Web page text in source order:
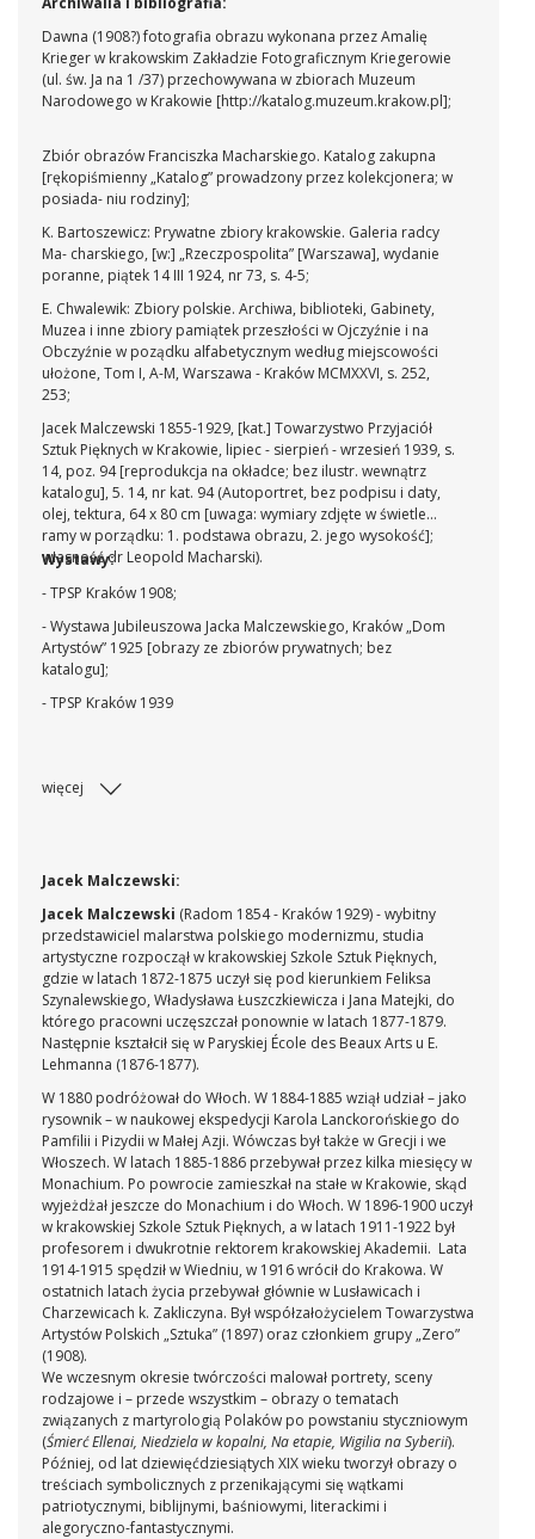
Dawna (1908?) fotografia obrazu wykonana przez Amalię
Krieger w krakowskim Zakładzie Fotograficznym Kriegerowie
(ul. św. Ja na 1 /37) przechowywana w zbiorach Muzeum
Narodowego w Krakowie [http://katalog.muzeum.krakow.pl];
Zbiór obrazów Franciszka Macharskiego. Katalog zakupna
[rękopiśmienny „Katalog” prowadzony przez kolekcjonera; w
posiada- niu rodziny];
K. Bartoszewicz: Prywatne zbiory krakowskie. Galeria radcy
Ma- charskiego, [w:] „Rzeczpospolita” [Warszawa], wydanie
poranne, piątek 14 III 1924, nr 73, s. 4-5;
E. Chwalewik: Zbiory polskie. Archiwa, biblioteki, Gabinety,
Muzea i inne zbiory pamiątek przeszłości w Ojczyźnie i na
Obczyźnie w poządku alfabetycznym według miejscowości
ułożone, Tom I, A-M, Warszawa - Kraków MCMXXVI, s. 252,
253;
Jacek Malczewski 1855-1929, [kat.] Towarzystwo Przyjaciół
Sztuk Pięknych w Krakowie, lipiec - sierpień - wrzesień 1939, s.
14, poz. 94 [reprodukcja na okładce; bez ilustr. wewnątrz
katalogu], 5. 14, nr kat. 94 (Autoportret, bez podpisu i daty,
olej, tektura, 64 x 80 cm [uwaga: wymiary zdjęte w świetle
ramy w porządku: 1. podstawa obrazu, 2. jego wysokość];
własność dr Leopold Macharski).
Wystawy:
- TPSP Kraków 1908;
- Wystawa Jubileuszowa Jacka Malczewskiego, Kraków „Dom
Artystów” 1925 [obrazy ze zbiorów prywatnych; bez
katalogu];
- TPSP Kraków 1939
więcej
Jacek Malczewski:
Jacek Malczewski (Radom 1854 - Kraków 1929) - wybitny
przedstawiciel malarstwa polskiego modernizmu, studia
artystyczne rozpoczął w krakowskiej Szkole Sztuk Pięknych,
gdzie w latach 1872-1875 uczył się pod kierunkiem Feliksa
Szynalewskiego, Władysława Łuszczkiewicza i Jana Matejki, do
którego pracowni uczęszczał ponownie w latach 1877-1879.
Następnie kształcił się w Paryskiej École des Beaux Arts u E.
Lehmanna (1876-1877).
W 1880 podróżował do Włoch. W 1884-1885 wziął udział – jako
rysownik – w naukowej ekspedycji Karola Lanckorońskiego do
Pamfilii i Pizydii w Małej Azji. Wówczas był także w Grecji i we
Włoszech. W latach 1885-1886 przebywał przez kilka miesięcy w
Monachium. Po powrocie zamieszkał na stałe w Krakowie, skąd
wyjeżdżał jeszcze do Monachium i do Włoch. W 1896-1900 uczył
w krakowskiej Szkole Sztuk Pięknych, a w latach 1911-1922 był
profesorem i dwukrotnie rektorem krakowskiej Akademii. Lata
1914-1915 spędził w Wiedniu, w 1916 wrócił do Krakowa. W
ostatnich latach życia przebywał głównie w Lusławicach i
Charzewicach k. Zakliczyna. Był współzałożycielem Towarzystwa
Artystów Polskich „Sztuka” (1897) oraz członkiem grupy „Zero”
(1908).
We wczesnym okresie twórczości malował portrety, sceny
rodzajowe i – przede wszystkim – obrazy o tematach
związanych z martyrologią Polaków po powstaniu styczniowym
(Śmierć Ellenai, Niedziela w kopalni, Na etapie, Wigilia na Syberii).
Później, od lat dziewięćdziesiątych XIX wieku tworzył obrazy o
treściach symbolicznych z przenikającymi się wątkami
patriotycznymi, biblijnymi, baśniowymi, literackimi i
alegoryczno-fantastycznymi.